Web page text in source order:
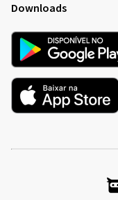
Downloads